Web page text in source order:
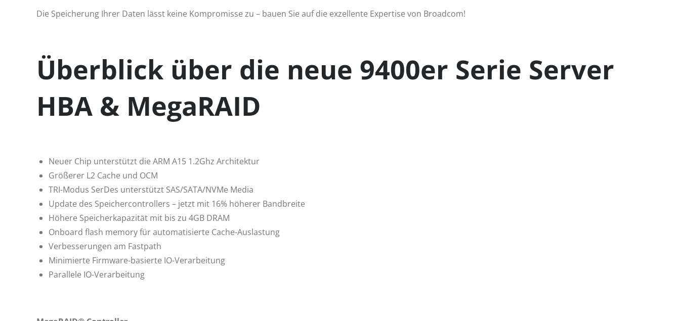
Die Speicherung Ihrer Daten lässt keine Kompromisse zu – bauen Sie auf die exzellente Expertise von Broadcom!
Überblick über die neue 9400er Serie Server
HBA & MegaRAID
Neuer Chip unterstützt die ARM A15 1.2Ghz Architektur
Größerer L2 Cache und OCM
TRI-Modus SerDes unterstützt SAS/SATA/NVMe Media
Update des Speichercontrollers – jetzt mit 16% höherer Bandbreite
Höhere Speicherkapazität mit bis zu 4GB DRAM
Onboard flash memory für automatisierte Cache-Auslastung
Verbesserungen am Fastpath
Minimierte Firmware-basierte IO-Verarbeitung
Parallele IO-Verarbeitung